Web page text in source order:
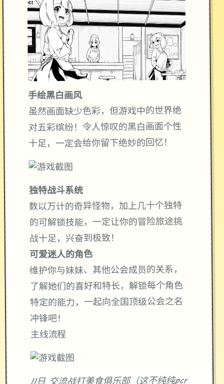
手绘黑白画风
虽然画面缺少色彩，但游戏中的世界绝
对五彩缤纷！令人惊叹的黑白画面个性
十足，一定会给你留下绝妙的回忆！
独特战斗系统
数以万计的奇异怪物，加上几十个独特
的可解锁技能，一定让你的冒险旅途挑
战十足，兴奋到极致！
可爱迷人的角色
维护你与妹妹、其他公会成员的关系，
了解她们的喜好和特长，解锁每个角色
特定的能力，一起向全国顶级公会之名
冲锋吧！
主线流程